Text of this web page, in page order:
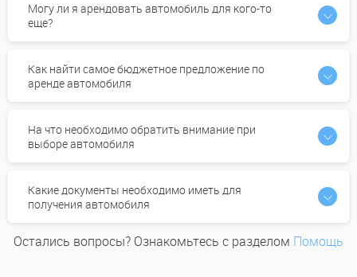
Могу ли я арендовать автомобиль для кого-то
еще?
Как найти самое бюджетное предложение по
аренде автомобиля
На что необходимо обратить внимание при
выборе автомобиля
Какие документы необходимо иметь для
получения автомобиля
Остались вопросы? Ознакомьтесь с разделом Помощь